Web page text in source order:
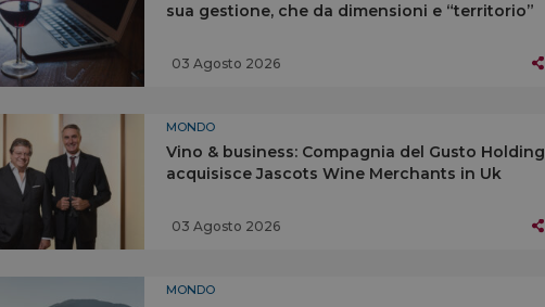
sua gestione, che da dimensioni e “territorio”
03 Agosto 2026
MONDO
Vino & business: Compagnia del Gusto Holding
acquisisce Jascots Wine Merchants in Uk
03 Agosto 2026
MONDO